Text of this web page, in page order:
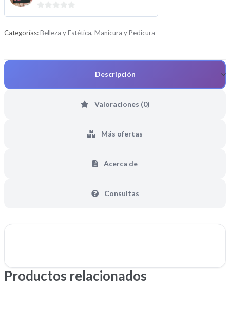
0
e
Categorías:Belleza y Estética, Manicura y Pedicura
Descripción
Valoraciones (0)
Más ofertas
Acerca de
Consultas
Productos relacionados